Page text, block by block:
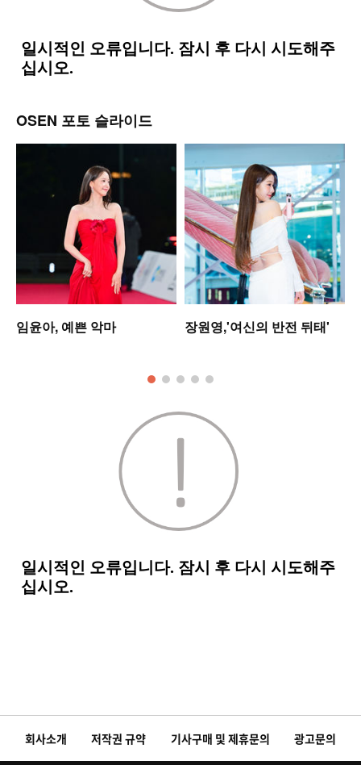
OSEN 포토 슬라이드
임윤아, 예쁜 악마 장원영,'여신의 반전 뒤태'
회사소개 저작권 규약 기사구매 및 제휴문의 광고문의